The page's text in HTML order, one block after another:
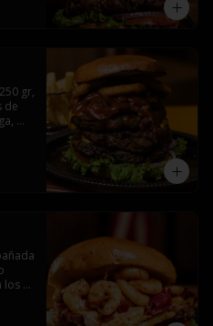
gr,
de
los